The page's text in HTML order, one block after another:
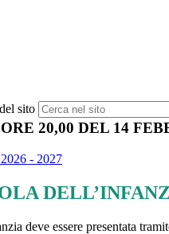
sito
20,00 DEL 14
- 2027
deve essere presentata